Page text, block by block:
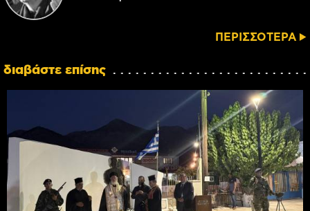
ΠΕΡΙΣΣΟΤΕΡΑ
διαβάστε επίσης